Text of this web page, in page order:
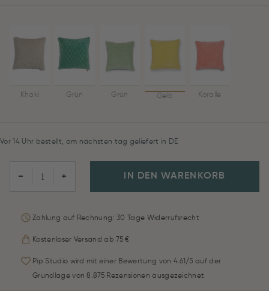
Khaki Grün Grün Gelb Koralle
Vor 14 Uhr bestellt, am nächsten tag geliefert in DE
− + IN DEN WARENKORB
Zahlung auf Rechnung: 30 Tage Widerrufsrecht
Kostenloser Versand ab 75 €
Pip Studio wird mit einer Bewertung von 4.61/5 auf der
Grundlage von 8.875 Rezensionen ausgezeichnet